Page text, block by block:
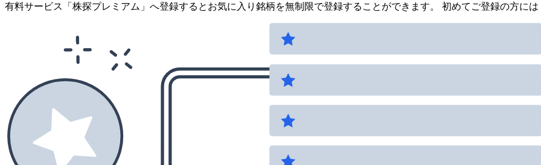
有料サービス「株探プレミアム」へ登録するとお気に入り銘柄を無制限で登録することができます。 初めてご登録の方には